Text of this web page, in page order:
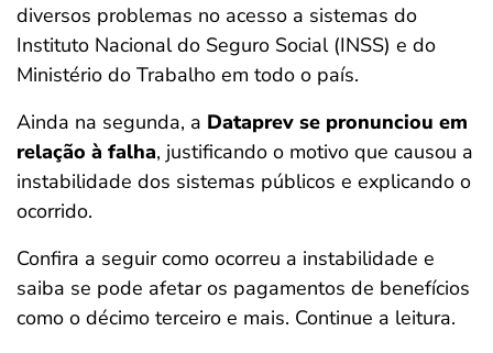
diversos problemas no acesso a sistemas do
Instituto Nacional do Seguro Social (INSS) e do
Ministério do Trabalho em todo o país.
Ainda na segunda, a Dataprev se pronunciou em
relação à falha, justificando o motivo que causou a
instabilidade dos sistemas públicos e explicando o
ocorrido.
Confira a seguir como ocorreu a instabilidade e
saiba se pode afetar os pagamentos de benefícios
como o décimo terceiro e mais. Continue a leitura.